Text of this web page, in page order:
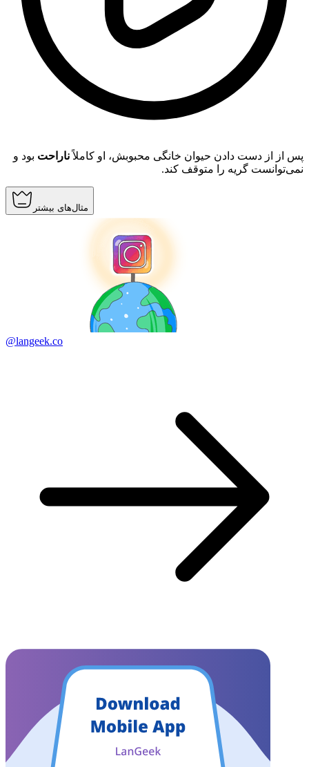
پس از از دست دادن حیوان خانگی محبوبش، او کاملاًناراحت بود و
نمی‌توانست گریه را متوقف کند.
مثال‌های بیشتر
@langeek.co